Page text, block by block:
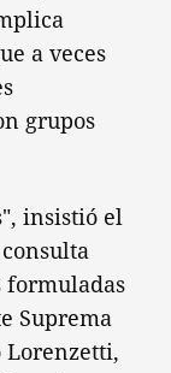
a veces
grupos
insistió el
formuladas
Suprema
Lorenzetti,